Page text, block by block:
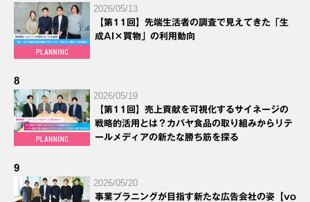
2026/05/13
【第11回】先端生活者の調査で見えてきた「生
成AI×買物」の利用動向
8
2026/05/19
【第11回】売上貢献を可視化するサイネージの
戦略的活用とは？カバヤ食品の取り組みからリテ
ールメディアの新たな勝ち筋を探る
9
2026/05/20
事業プラニングが目指す新たな広告会社の姿【vo